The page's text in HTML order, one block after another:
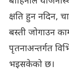
क्षति हुन नदिन,
बस्ती जोगाउन
पृतनाअन्तर्गत
भइसकेको छ।